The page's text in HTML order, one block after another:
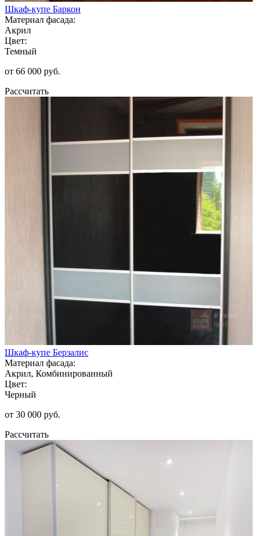
Шкаф-купе Баркон
Материал фасада:
Акрил
Цвет:
Темный
от 66 000 руб.
Рассчитать
Шкаф-купе Берзалис
Материал фасада:
Акрил, Комбинированный
Цвет:
Черный
от 30 000 руб.
Рассчитать